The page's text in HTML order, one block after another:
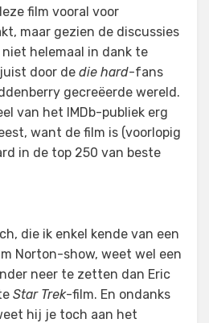
film vooral voor
maar gezien de discussies
helemaal in dank te
door de die hard-fans
gecreëerde wereld.
van het IMDb-publiek erg
want de film is (voorlopig
in de top 250 van beste
die ik enkel kende van een
Norton-show, weet wel een
neer te zetten dan Eric
Star Trek-film. En ondanks
hij je toch aan het